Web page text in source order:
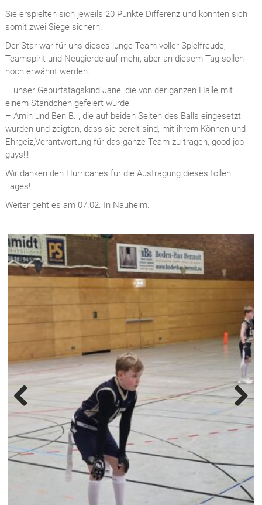
Sie erspielten sich jeweils 20 Punkte Differenz und konnten sich
somit zwei Siege sichern.
Der Star war für uns dieses junge Team voller Spielfreude,
Teamspirit und Neugierde auf mehr, aber an diesem Tag sollen
noch erwähnt werden:
– unser Geburtstagskind Jane, die von der ganzen Halle mit
einem Ständchen gefeiert wurde
– Amin und Ben B. , die auf beiden Seiten des Balls eingesetzt
wurden und zeigten, dass sie bereit sind, mit ihrem Können und
Ehrgeiz,Verantwortung für das ganze Team zu tragen, good job
guys!!!
Wir danken den Hurricanes für die Austragung dieses tollen
Tages!
Weiter geht es am 07.02. In Nauheim.
Previous Next